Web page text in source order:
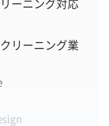
ーニング対応
リーニング業